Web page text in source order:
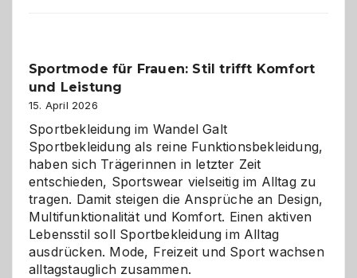
gegen
Chaos
Sportmode für Frauen: Stil trifft Komfort
und Leistung
15. April 2026
Sportbekleidung im Wandel Galt
Sportbekleidung als reine Funktionsbekleidung,
haben sich Trägerinnen in letzter Zeit
entschieden, Sportswear vielseitig im Alltag zu
tragen. Damit steigen die Ansprüche an Design,
Multifunktionalität und Komfort. Einen aktiven
Lebensstil soll Sportbekleidung im Alltag
ausdrücken. Mode, Freizeit und Sport wachsen
alltagstauglich zusammen.